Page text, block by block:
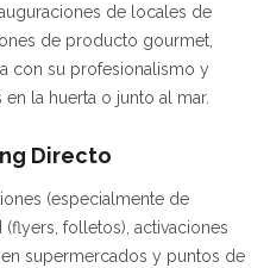
de locales de
de producto gourmet,
con su profesionalismo y
la huerta o junto al mar.
Directo
(especialmente de
folletos), activaciones
supermercados y puntos de